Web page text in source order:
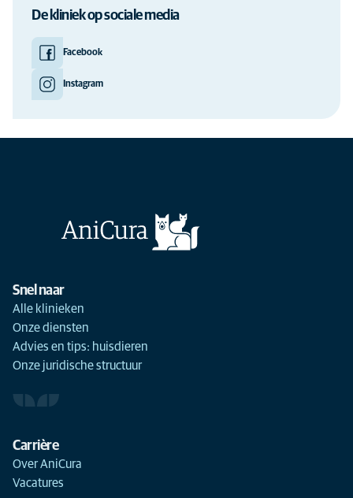
De kliniek op sociale media
Facebook
Instagram
Snel naar
Alle klinieken
Onze diensten
Advies en tips: huisdieren
Onze juridische structuur
Carrière
Over AniCura
Vacatures